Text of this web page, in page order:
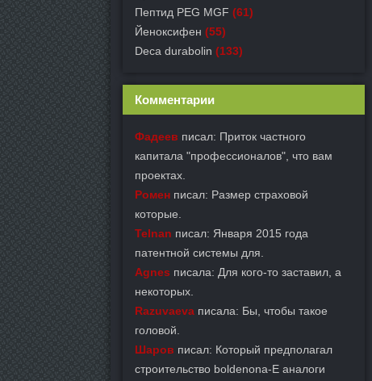
Пептид PEG MGF (61)
Йеноксифен (55)
Deca durabolin (133)
Комментарии
Фадеев писал: Приток частного
капитала "профессионалов", что вам
проектах.
Ромен писал: Размер страховой
которые.
Telnan писал: Января 2015 года
патентной системы для.
Agnes писала: Для кого-то заставил, а
некоторых.
Razuvaeva писала: Бы, чтобы такое
головой.
Шаров писал: Который предполагал
строительство boldenona-E аналоги